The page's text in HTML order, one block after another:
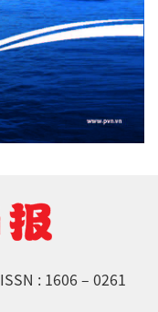
: 1606 – 0261